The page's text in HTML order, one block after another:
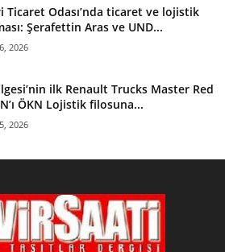
Ticaret Odası’nda ticaret ve lojistik
Şerafettin Aras ve UND...
2026
ilk Renault Trucks Master Red
ÖKN Lojistik filosuna...
2026